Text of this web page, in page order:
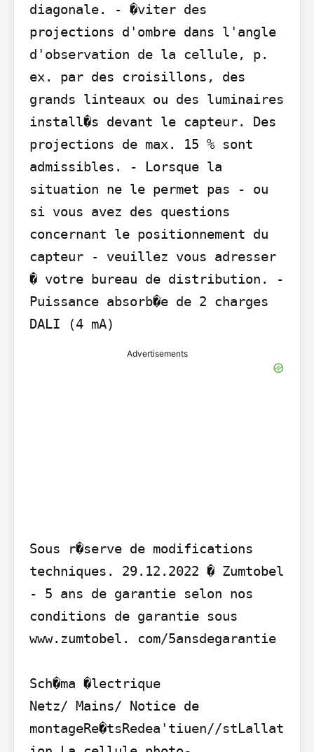
diagonale. - �viter des
projections d'ombre dans l'angle
d'observation de la cellule, p.
ex. par des croisillons, des
grands linteaux ou des luminaires
install�s devant le capteur. Des
projections de max. 15 % sont
admissibles. - Lorsque la
situation ne le permet pas - ou
si vous avez des questions
concernant le positionnement du
capteur - veuillez vous adresser
� votre bureau de distribution. -
Puissance absorb�e de 2 charges
DALI (4 mA)
Advertisements
Sous r�serve de modifications
techniques. 29.12.2022 � Zumtobel
- 5 ans de garantie selon nos
conditions de garantie sous
www.zumtobel. com/5ansdegarantie
Sch�ma �lectrique
Netz/ Mains/ Notice de
montageRe�tsRedea'tiuen//stLallat